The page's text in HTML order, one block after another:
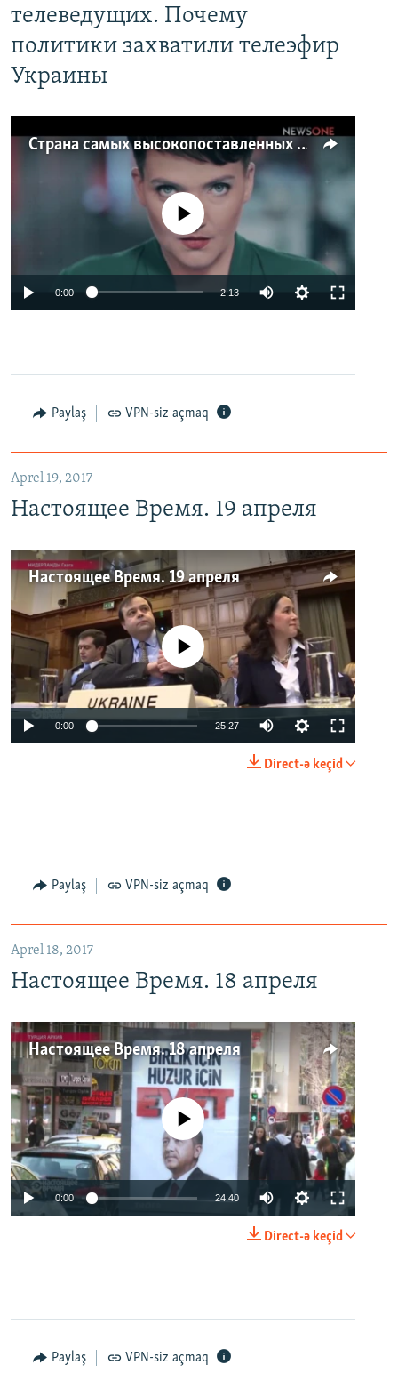
телеведущих. Почему
политики захватили телеэфир
Украины
Страна самых высокопоставленных телеведущих. Почему политики захватили телеэфир Украины
No media source currently available
0:00 2:13
Paylaş VPN-siz açmaq
Aprel 19, 2017
Настоящее Время. 19 апреля
Настоящее Время. 19 апреля
No media source currently available
0:00 25:27
Direct-ə keçid
Paylaş VPN-siz açmaq
Aprel 18, 2017
Настоящее Время. 18 апреля
Настоящее Время. 18 апреля
No media source currently available
0:00 24:40
Direct-ə keçid
Paylaş VPN-siz açmaq